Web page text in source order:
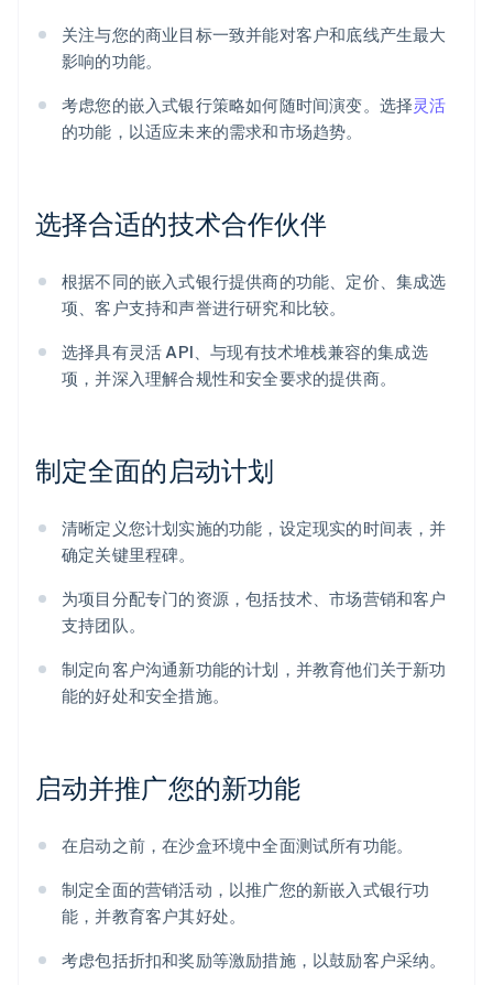
关注与您的商业目标一致并能对客户和底线产生最大
影响的功能。
考虑您的嵌入式银行策略如何随时间演变。选择灵活
的功能，以适应未来的需求和市场趋势。
选择合适的技术合作伙伴
根据不同的嵌入式银行提供商的功能、定价、集成选
项、客户支持和声誉进行研究和比较。
选择具有灵活 API、与现有技术堆栈兼容的集成选
项，并深入理解合规性和安全要求的提供商。
制定全面的启动计划
清晰定义您计划实施的功能，设定现实的时间表，并
确定关键里程碑。
为项目分配专门的资源，包括技术、市场营销和客户
支持团队。
制定向客户沟通新功能的计划，并教育他们关于新功
能的好处和安全措施。
启动并推广您的新功能
在启动之前，在沙盒环境中全面测试所有功能。
制定全面的营销活动，以推广您的新嵌入式银行功
能，并教育客户其好处。
考虑包括折扣和奖励等激励措施，以鼓励客户采纳。